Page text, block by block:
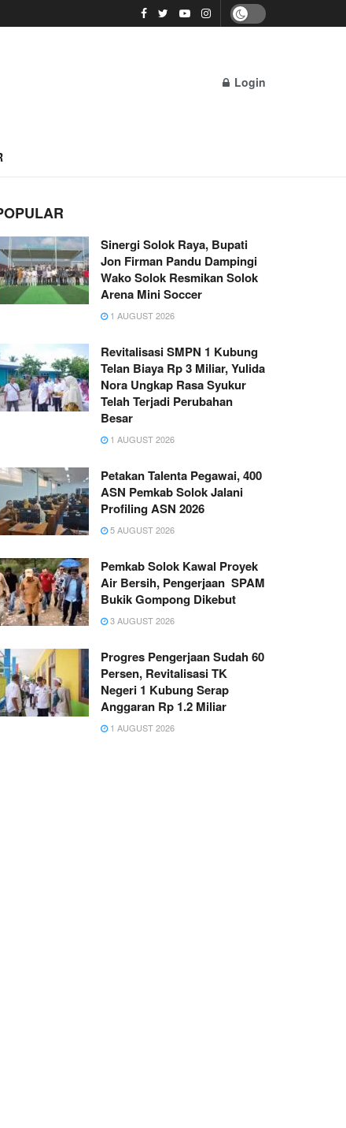
Login
Sinergi Solok Raya, Bupati
Jon Firman Pandu Dampingi
Wako Solok Resmikan Solok
Arena Mini Soccer
1 AUGUST 2026
Revitalisasi SMPN 1 Kubung
Telan Biaya Rp 3 Miliar, Yulida
Nora Ungkap Rasa Syukur
Telah Terjadi Perubahan
Besar
1 AUGUST 2026
Petakan Talenta Pegawai, 400
ASN Pemkab Solok Jalani
Profiling ASN 2026
5 AUGUST 2026
Pemkab Solok Kawal Proyek
Air Bersih, Pengerjaan SPAM
Bukik Gompong Dikebut
3 AUGUST 2026
Progres Pengerjaan Sudah 60
Persen, Revitalisasi TK
Negeri 1 Kubung Serap
Anggaran Rp 1.2 Miliar
1 AUGUST 2026